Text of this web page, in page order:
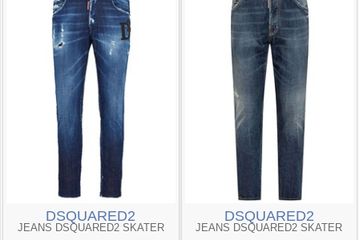
DSQUARED2
JEANS DSQUARED2 SKATER
DSQUARED2
JEANS DSQUARED2 SKATER